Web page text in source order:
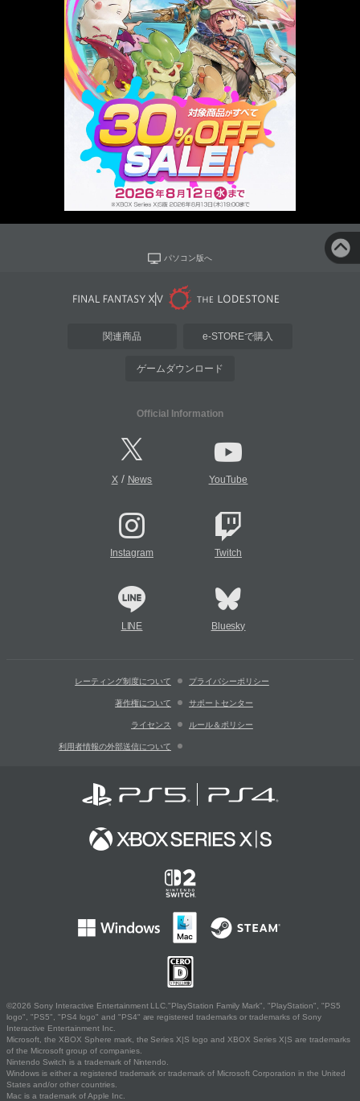
パソコン版へ
関連商品 e-STOREで購入
ゲームダウンロード
Official Information
X/ News YouTube
Instagram Twitch
LINE Bluesky
レーティング制度について プライバシーポリシー
著作権について サポートセンター
ライセンス ルール＆ポリシー
利用者情報の外部送信について
©2026 Sony Interactive Entertainment LLC."PlayStation Family Mark", "PlayStation", "PS5
logo", "PS5", "PS4 logo" and "PS4" are registered trademarks or trademarks of Sony
Interactive Entertainment Inc.
Microsoft, the XBOX Sphere mark, the Series X|S logo and XBOX Series X|S are trademarks
of the Microsoft group of companies.
Nintendo Switch is a trademark of Nintendo.
Windows is either a registered trademark or trademark of Microsoft Corporation in the United
States and/or other countries.
Mac is a trademark of Apple Inc.